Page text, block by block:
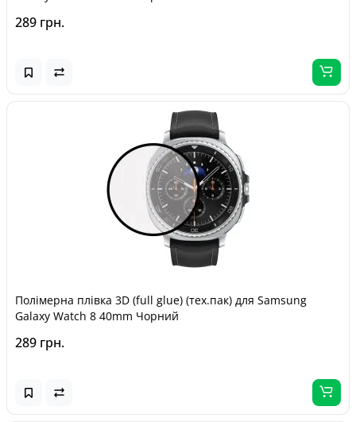
289 грн.
Полімерна плівка 3D (full glue) (тех.пак) для Samsung
Galaxy Watch 8 40mm Чорний
289 грн.